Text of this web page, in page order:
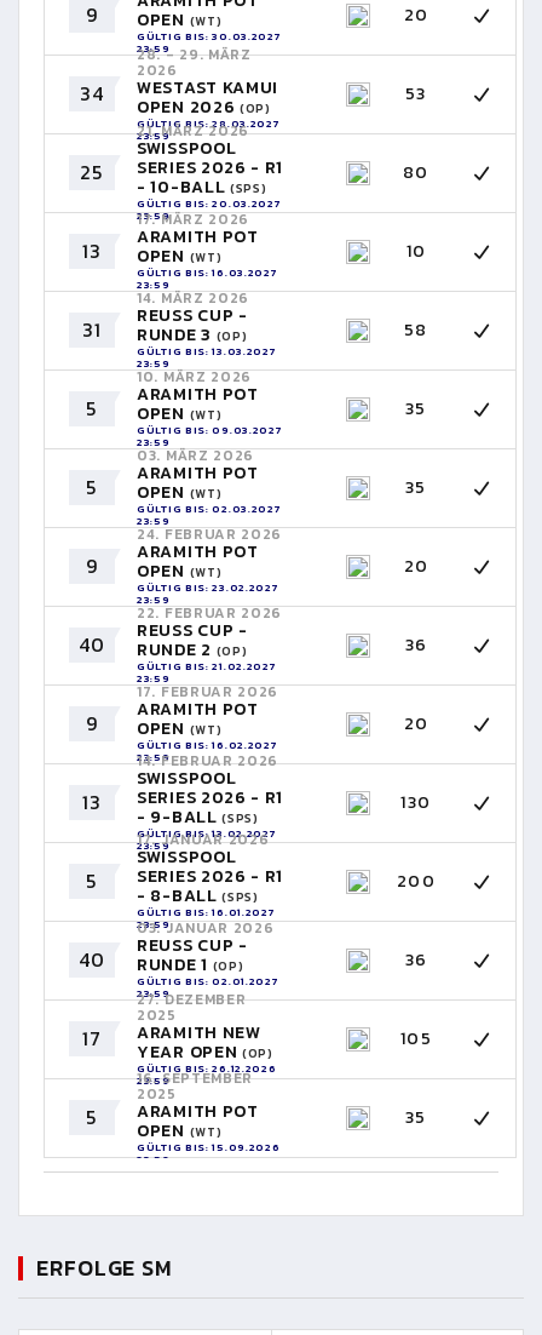
9 OPEN (WT)
GÜLTIG BIS: 30.03.2027
23:59
20
34
28. - 29. MÄRZ
2026
WESTAST KAMUI
OPEN 2026 (OP)
GÜLTIG BIS: 28.03.2027
23:59
53
25
21. MÄRZ 2026
SWISSPOOL
SERIES 2026 - R1
- 10-BALL (SPS)
GÜLTIG BIS: 20.03.2027
23:59
80
13
17. MÄRZ 2026
ARAMITH POT
OPEN (WT)
GÜLTIG BIS: 16.03.2027
23:59
10
31
14. MÄRZ 2026
REUSS CUP -
RUNDE 3 (OP)
GÜLTIG BIS: 13.03.2027
23:59
58
5
10. MÄRZ 2026
ARAMITH POT
OPEN (WT)
GÜLTIG BIS: 09.03.2027
23:59
35
5
03. MÄRZ 2026
ARAMITH POT
OPEN (WT)
GÜLTIG BIS: 02.03.2027
23:59
35
9
24. FEBRUAR 2026
ARAMITH POT
OPEN (WT)
GÜLTIG BIS: 23.02.2027
23:59
20
40
22. FEBRUAR 2026
REUSS CUP -
RUNDE 2 (OP)
GÜLTIG BIS: 21.02.2027
23:59
36
9
17. FEBRUAR 2026
ARAMITH POT
OPEN (WT)
GÜLTIG BIS: 16.02.2027
23:59
20
13
14. FEBRUAR 2026
SWISSPOOL
SERIES 2026 - R1
- 9-BALL(SPS)
GÜLTIG BIS: 13.02.2027
23:59
130
5
17. JANUAR 2026
SWISSPOOL
SERIES 2026 - R1
- 8-BALL(SPS)
GÜLTIG BIS: 16.01.2027
23:59
200
40
03. JANUAR 2026
REUSS CUP -
RUNDE 1 (OP)
GÜLTIG BIS: 02.01.2027
23:59
36
17
27. DEZEMBER
2025
ARAMITH NEW
YEAR OPEN (OP)
GÜLTIG BIS: 26.12.2026
23:59
105
5
16. SEPTEMBER
2025
ARAMITH POT
OPEN (WT)
GÜLTIG BIS: 15.09.2026
23:59
35
ERFOLGE SM